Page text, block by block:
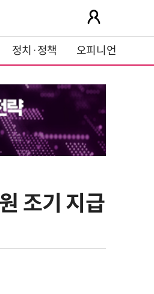
정치·정책 오피니언
조기 지급